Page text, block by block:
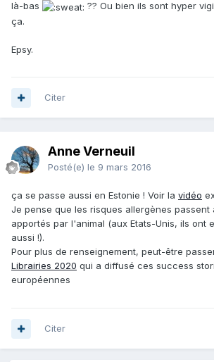
là-bas
?? Ou bien ils sont hyper
ça.
Epsy.
Citer
Anne Verneuil
Posté(e) le 9 mars 2016
ça se passe aussi en Estonie ! Voir la vidéo
Je pense que les risques allergènes passent
apportés par l'animal (aux Etats-Unis, ils ont
aussi !).
Pour plus de renseignement, peut-être
Librairies 2020 qui a diffusé ces success
européennes
Citer